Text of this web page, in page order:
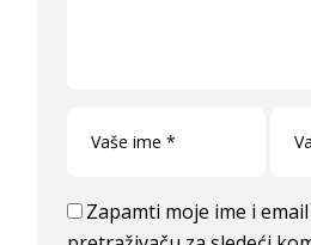
Zapamti moje ime i